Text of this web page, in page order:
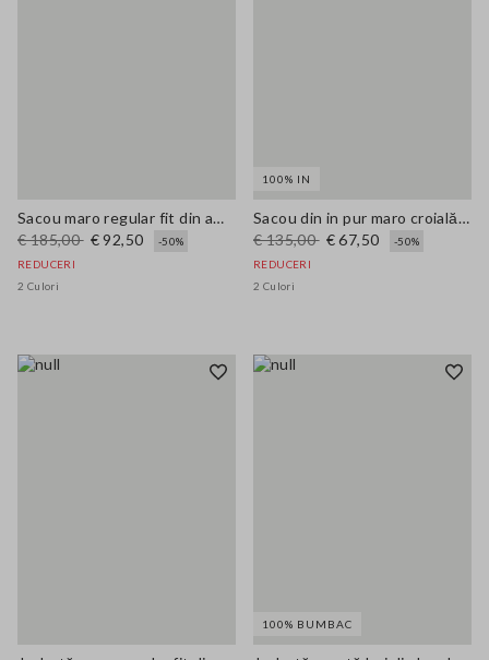
Sacou maro regular fit din amestec de in
€ 185,00 € 92,50
-50%
REDUCERI
2 Culori
100% IN
Sacou din in pur maro croială regular fit
€ 135,00 € 67,50
-50%
REDUCERI
2 Culori
100% BUMBAC